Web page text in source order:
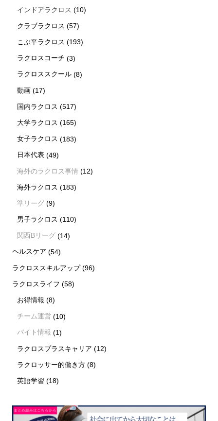
インドアラクロス (10)
クラブラクロス (57)
こぶ平ラクロス (193)
ラクロスコーチ (3)
ラクロススクール (8)
動画 (17)
国内ラクロス (517)
大学ラクロス (165)
女子ラクロス (183)
日本代表 (49)
海外のラクロス事情 (12)
海外ラクロス (183)
準リーグ (9)
男子ラクロス (110)
関西Bリーグ (14)
ヘルスケア (54)
ラクロススキルアップ(96)
ラクロスライフ (58)
お得情報 (8)
チーム運営 (10)
バイト情報 (1)
ラクロスプラスキャリア (12)
ラクロッサー的働き方 (8)
英語学習 (18)